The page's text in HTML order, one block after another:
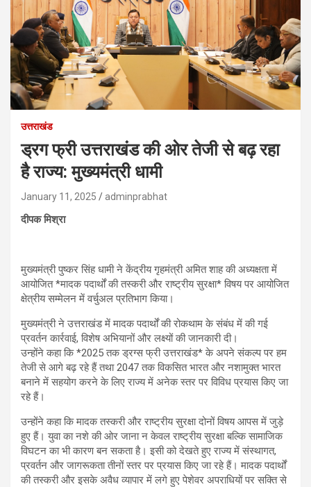
उत्तराखंड
ड्रग फ्री उत्तराखंड की ओर तेजी से बढ़ रहा
है राज्य: मुख्यमंत्री धामी
January 11, 2025 adminprabhat
दीपक मिश्रा
मुख्यमंत्री पुष्कर सिंह धामी ने केंद्रीय गृहमंत्री अमित शाह की अध्यक्षता में
आयोजित *मादक पदार्थों की तस्करी और राष्ट्रीय सुरक्षा* विषय पर आयोजित
क्षेत्रीय सम्मेलन में वर्चुअल प्रतिभाग किया।
मुख्यमंत्री ने उत्तराखंड में मादक पदार्थों की रोकथाम के संबंध में की गई
प्रवर्तन कार्रवाई, विशेष अभियानों और लक्ष्यों की जानकारी दी।
उन्होंने कहा कि *2025 तक ड्रग्स फ्री उत्तराखंड* के अपने संकल्प पर हम
तेजी से आगे बढ़ रहे हैं तथा 2047 तक विकसित भारत और नशामुक्त भारत
बनाने में सहयोग करने के लिए राज्य में अनेक स्तर पर विविध प्रयास किए जा
रहे हैं।
उन्होंने कहा कि मादक तस्करी और राष्ट्रीय सुरक्षा दोनों विषय आपस में जुड़े
हुए हैं। युवा का नशे की ओर जाना न केवल राष्ट्रीय सुरक्षा बल्कि सामाजिक
विघटन का भी कारण बन सकता है। इसी को देखते हुए राज्य में संस्थागत,
प्रवर्तन और जागरूकता तीनों स्तर पर प्रयास किए जा रहे हैं। मादक पदार्थों
की तस्करी और इसके अवैध व्यापार में लगे हुए पेशेवर अपराधियों पर सक्ति से